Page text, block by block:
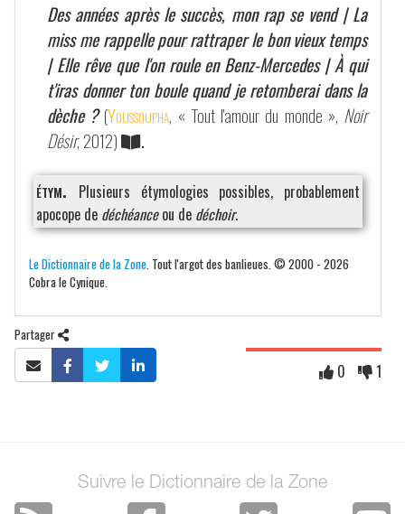
Des années après le succès, mon rap se vend | La
miss me rappelle pour rattraper le bon vieux temps
| Elle rêve que l'on roule en Benz-Mercedes | À qui
t'iras donner ton boule quand je retomberai dans la
dèche ? (Youssoupha, « Tout l'amour du monde », Noir
Désir, 2012)
.
étym.
Plusieurs étymologies possibles, probablement
apocope de déchéanceou de déchoir.
Le Dictionnaire de la Zone . Tout l'argot des banlieues. © 2000 - 2026
Cobra le Cynique.
Partager
0 1
Suivre le Dictionnaire de la Zone